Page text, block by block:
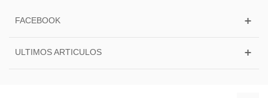
FACEBOOK
ULTIMOS ARTICULOS